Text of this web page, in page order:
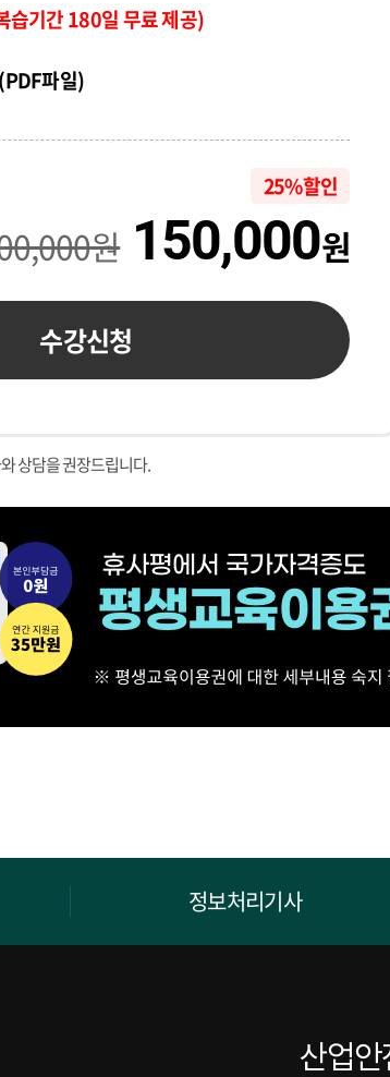
습기간 180일 무료 제공)
파일)
25% 할인
원 150,000원
수강신청
상담을 권장드립니다.
정보처리기사
산업